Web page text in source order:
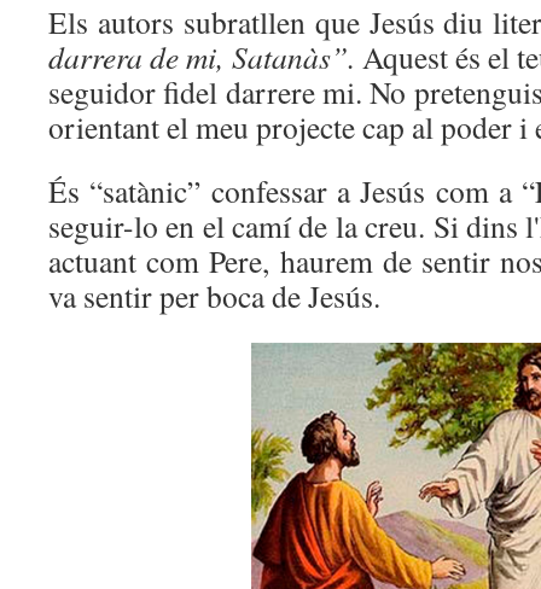
Els autors subratllen que Jesús diu
darrera de mi, Satanàs”. Aquest és el
seguidor fidel darrere mi. No
orientant el meu projecte cap al
És “satànic” confessar a Jesús com
seguir-lo en el camí de la creu. Si dins
actuant com Pere, haurem de sentir
va sentir per boca de Jesús.